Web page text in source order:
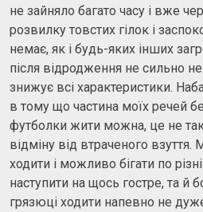
не зайняло багато часу і вже
розвилку товстих гілок і
немає, як і будь-яких інших
після відродження не сильно
знижує всі характеристики.
в тому що частина моїх речей
футболки жити можна, це не
відміну від втраченого взуття.
ходити і можливо бігати по
наступити на щось гостре, та й
грязюці ходити напевно не